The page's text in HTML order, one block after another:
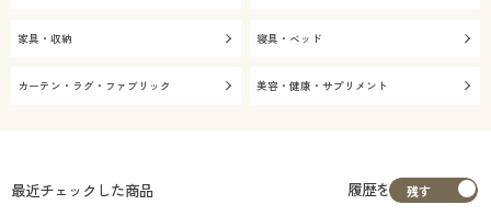
家具・収納 寝具・ベッド
カーテン・ラグ・ファブリック 美容・健康・サプリメント
最近チェックした商品
履歴を